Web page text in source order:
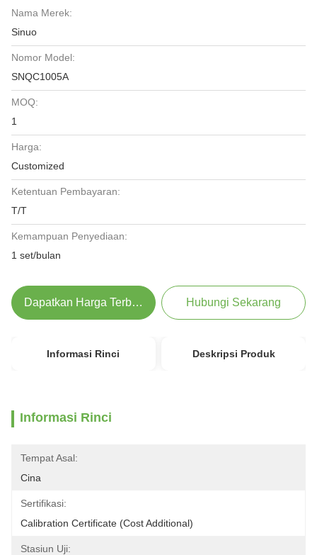
Nama Merek:
Sinuo
Nomor Model:
SNQC1005A
MOQ:
1
Harga:
Customized
Ketentuan Pembayaran:
T/T
Kemampuan Penyediaan:
1 set/bulan
Dapatkan Harga Terbaik Hubungi Sekarang
Informasi Rinci Deskripsi Produk
Informasi Rinci
Tempat Asal:
Cina
Sertifikasi:
Calibration Certificate (Cost Additional)
Stasiun Uji: